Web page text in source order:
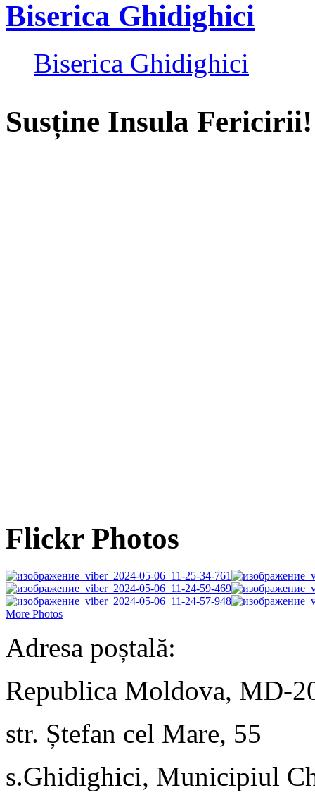
Biserica Ghidighici
Biserica Ghidighici
Susține Insula Fericirii!
Flickr Photos
More Photos
Adresa poștală:
Republica Moldova, MD-
str. Ștefan cel Mare, 55
s.Ghidighici, Municipiul